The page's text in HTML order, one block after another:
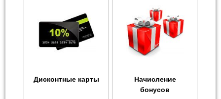
Дисконтные карты
Начисление
бонусов